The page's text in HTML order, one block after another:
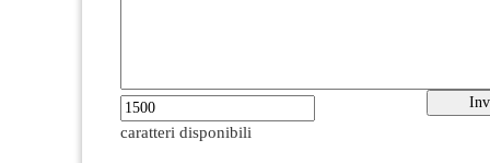
caratteri disponibili